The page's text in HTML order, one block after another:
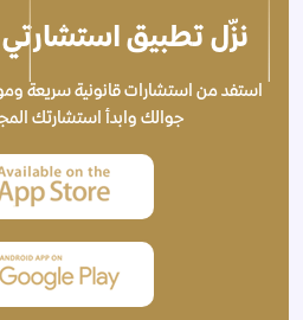
نزّل تطبيق
استفد من استشارات قانونية سريعة
جوالك وابدأ استشارتك